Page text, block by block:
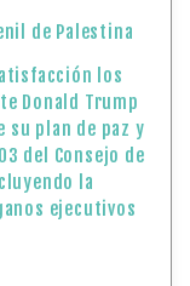
de Palestina
los
Donald Trump
plan de paz y
del Consejo de
la
ejecutivos